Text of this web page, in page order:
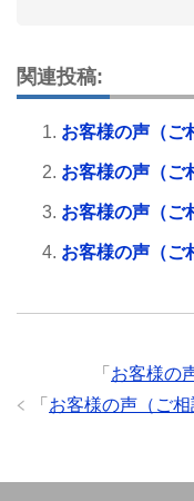
関連投稿:
お客様の声（ご
お客様の声（ご
お客様の声（ご
お客様の声（ご
「 お客様の
「 お客様の声（ご